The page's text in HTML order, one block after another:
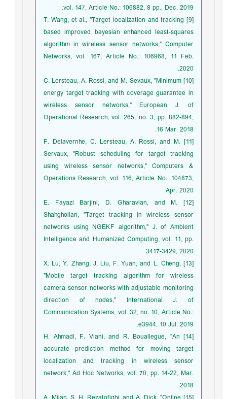
vol. 147, Article No.: 106882, 8 pp., Dec. 2019.
[9] T. Wang, et al., "Target localization and tracking
based improved bayesian enhanced least-squares
algorithm in wireless sensor networks," Computer
Networks, vol. 167, Article No.: 106968, 11 Feb.
2020.
[10] C. Lersteau, A. Rossi, and M. Sevaux, "Minimum
energy target tracking with coverage guarantee in
wireless sensor networks," European J. of
Operational Research, vol. 265, no. 3, pp. 882-894,
16 Mar. 2018.
[11] F. Delavernhe, C. Lersteau, A. Rossi, and M.
Servaux, "Robust scheduling for target tracking
using wireless sensor networks," Computers &
Operations Research, vol. 116, Article No.: 104873,
Apr. 2020
[12] E. Fayazi Barjini, D. Gharavian, and M.
Shahgholian, "Target tracking in wireless sensor
networks using NGEKF algorithm," J. of Ambient
Intelligence and Humanized Computing, vol. 11, pp.
3417-3429, 2020.
[13] X. Lu, Y. Zhang, J. Liu, F. Yuan, and L. Cheng,
"Mobile target tracking algorithm for wireless
camera sensor networks with adjustable monitoring
direction of nodes," International J. of
Communication Systems, vol. 32, no. 10, Article No.:
e3944, 10 Jul. 2019.
[14] H. Ahmadi, F. Viani, and R. Bouallegue, "An
accurate prediction method for moving target
localization and tracking in wireless sensor
network," Ad Hoc Networks, vol. 70, pp. 14-22, Mar.
2018.